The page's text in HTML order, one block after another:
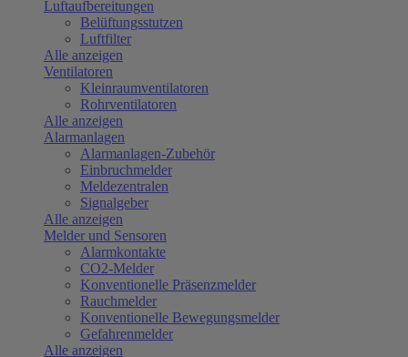
Luftaufbereitungen
Belüftungsstutzen
Luftfilter
Alle anzeigen
Ventilatoren
Kleinraumventilatoren
Rohrventilatoren
Alle anzeigen
Alarmanlagen
Alarmanlagen-Zubehör
Einbruchmelder
Meldezentralen
Signalgeber
Alle anzeigen
Melder und Sensoren
Alarmkontakte
CO2-Melder
Konventionelle Präsenzmelder
Rauchmelder
Konventionelle Bewegungsmelder
Gefahrenmelder
Alle anzeigen